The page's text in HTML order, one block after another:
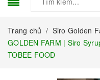
Trang chủ / Siro Golden
GOLDEN FARM | Siro
TOBEE FOOD